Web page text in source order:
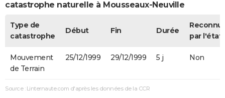
catastrophe naturelle à Mousseaux-Neuville
Type de
catastrophe
Début Fin Durée
par l'état
Mouvement
de Terrain
25/12/1999 29/12/1999 5 j Non
Source : Linternaute.com d'après les données de la CCR